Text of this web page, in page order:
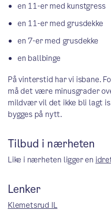
en 11-er med kunstgress
en 11-er med grusdekke
en 7-er med grusdekke
en ballbinge
På vinterstid har vi isbane.
må det være minusgrader
mildvær vil det ikke bli lagt
bygges på nytt.
Tilbud i nærheten
Like i nærheten ligger en
Lenker
Klemetsrud IL